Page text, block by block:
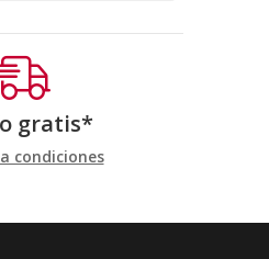
gratis*
condiciones